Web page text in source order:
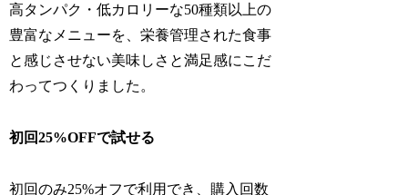
高タンパク・低カロリーな50種類以上の
豊富なメニューを、栄養管理された食事
と感じさせない美味しさと満足感にこだ
わってつくりました。
初回25%OFFで試せる
初回のみ25%オフで利用でき、購入回数